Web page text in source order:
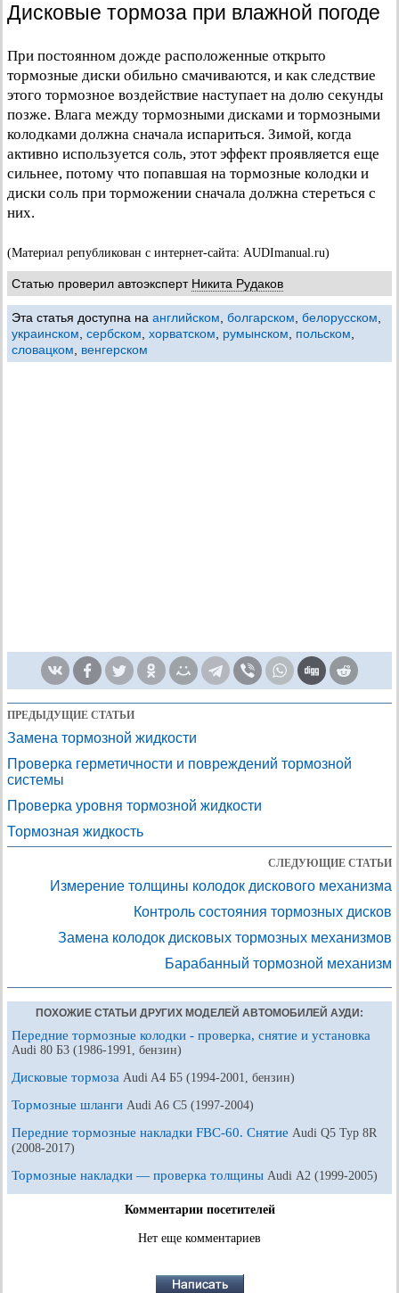
Дисковые тормоза при влажной погоде
При постоянном дожде расположенные открыто
тормозные диски обильно смачиваются, и как следствие
этого тормозное воздействие наступает на долю секунды
позже. Влага между тормозными дисками и тормозными
колодками должна сначала испариться. Зимой, когда
активно используется соль, этот эффект проявляется еще
сильнее, потому что попавшая на тормозные колодки и
диски соль при торможении сначала должна стереться с
них.
(Материал републикован с интернет-сайта: AUDImanual.ru)
Статью проверил автоэксперт Никита Рудаков
Эта статья доступна на английском болгарском белорусском
украинском сербском хорватском румынском польском
словацком
венгерском
ПРЕДЫДУЩИЕ СТАТЬИ
Замена тормозной жидкости
Проверка герметичности и повреждений тормозной
системы
Проверка уровня тормозной жидкости
Тормозная жидкость
СЛЕДУЮЩИЕ СТАТЬИ
Измерение толщины колодок дискового механизма
Контроль состояния тормозных дисков
Замена колодок дисковых тормозных механизмов
Барабанный тормозной механизм
ПОХОЖИЕ СТАТЬИ ДРУГИХ МОДЕЛЕЙ АВТОМОБИЛЕЙ АУДИ:
Передние тормозные колодки - проверка, снятие и установка
Audi 80 Б3 (1986-1991, бензин)
Дисковые тормоза Audi A4 Б5 (1994-2001, бензин)
Тормозные шланги Audi A6 С5 (1997-2004)
Передние тормозные накладки FBC-60. Снятие Audi Q5 Typ 8R
(2008-2017)
Тормозные накладки — проверка толщины Audi А2 (1999-2005)
Комментарии посетителей
Нет еще комментариев